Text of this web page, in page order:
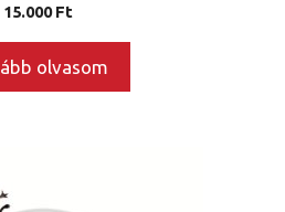
15.000Ft
olvasom